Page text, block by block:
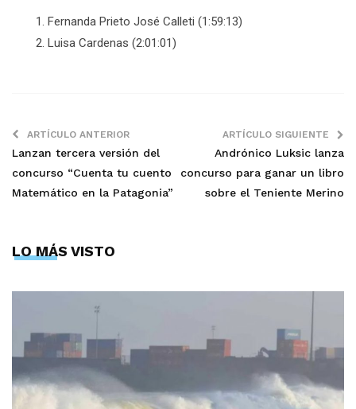
Fernanda Prieto José Calleti (1:59:13)
Luisa Cardenas (2:01:01)
ARTÍCULO ANTERIOR
Lanzan tercera versión del
concurso “Cuenta tu cuento
Matemático en la Patagonia”
ARTÍCULO SIGUIENTE
Andrónico Luksic lanza
concurso para ganar un libro
sobre el Teniente Merino
LO MÁS VISTO